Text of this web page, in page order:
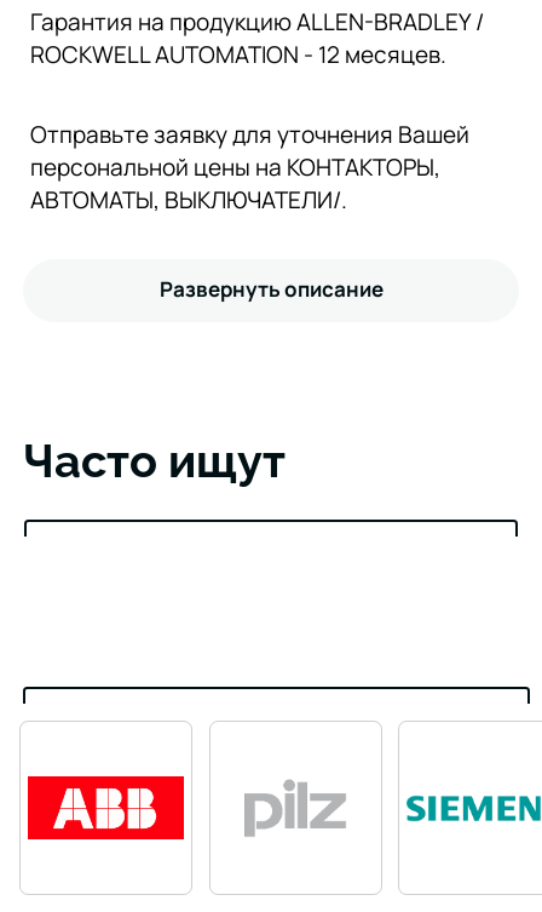
Гарантия на продукцию ALLEN-BRADLEY /
ROCKWELL AUTOMATION - 12 месяцев.
Отправьте заявку для уточнения Вашей
персональной цены на КОНТАКТОРЫ,
АВТОМАТЫ, ВЫКЛЮЧАТЕЛИ/.
Развернуть описание
Часто ищут